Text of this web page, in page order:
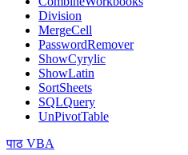
Division
MergeCell
PasswordRemover
ShowCyrylic
ShowLatin
SortSheets
SQLQuery
UnPivotTable
पाठ VBA